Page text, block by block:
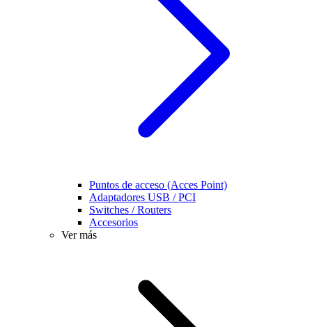
Puntos de acceso (Acces Point)
Adaptadores USB / PCI
Switches / Routers
Accesorios
Ver más